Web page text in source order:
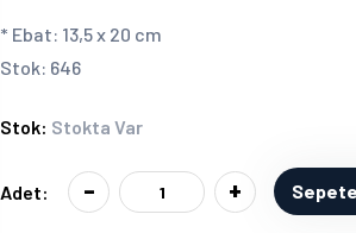
* Ebat: 13,5 x 20 cm
Stok: 646
Stok: Stokta Var
Adet: - +